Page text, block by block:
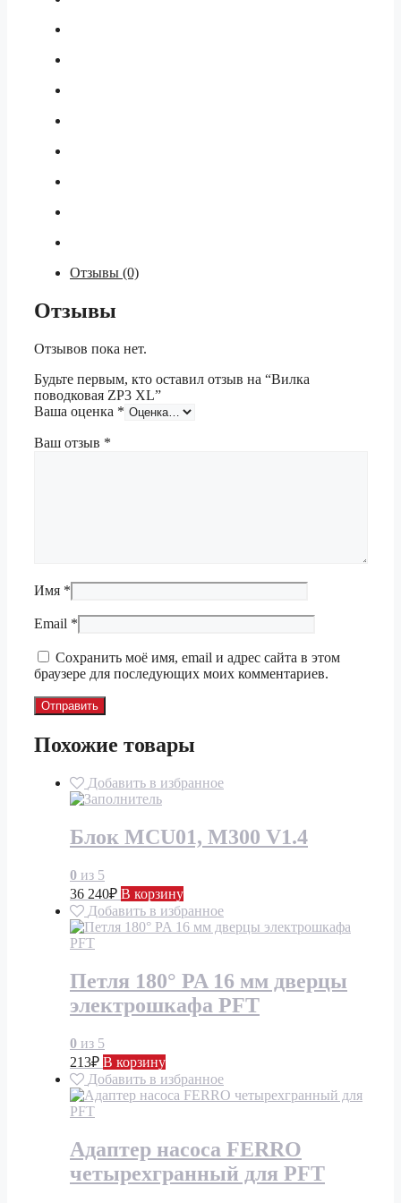
Отзывы (0)
Отзывы
Отзывов пока нет.
Будьте первым, кто оставил отзыв на “Вилка
поводковая ZP3 XL”
Ваша оценка *
Ваш отзыв *
Имя *
Email *
Сохранить моё имя, email и адрес сайта в этом
браузере для последующих моих комментариев.
Похожие товары
Добавить в избранное
Блок MCU01, M300 V1.4
0 из 5
36 240₽ В корзину
Добавить в избранное
Петля 180° PA 16 мм дверцы
электрошкафа PFT
0 из 5
213₽ В корзину
Добавить в избранное
Адаптер насоса FERRO
четырехгранный для PFT